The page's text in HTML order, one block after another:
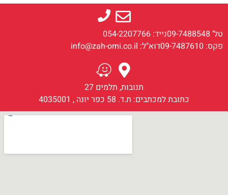
טל‘ 09-7488548
נייד: 054-2207766
פקס: 09-7487610
דוא"ל: info@zah-orni.co.il
תנובות, תלמים 27
כתובת למכתבים: ת.ד. 58 כפר יונה , 4035001